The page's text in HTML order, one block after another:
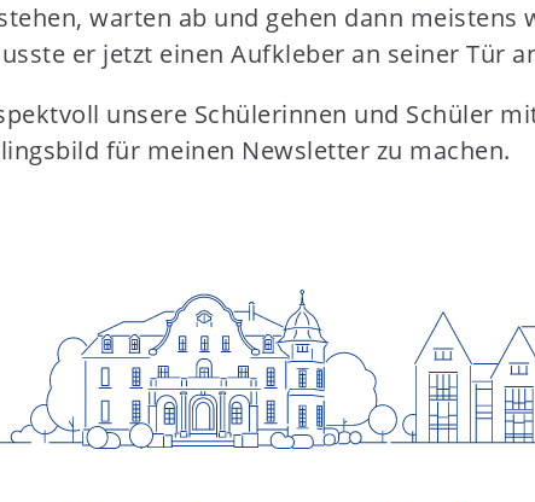
warten ab und gehen dann
er jetzt einen Aufkleber an seiner Tür
unsere Schülerinnen und Schüler
für meinen Newsletter zu machen.